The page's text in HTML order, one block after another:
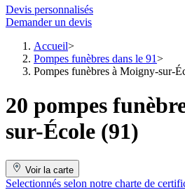
Devis personnalisés
Demander un devis
Accueil
Pompes funèbres dans le 91
Pompes funèbres à Moigny-sur-
20 pompes
sur-École (91)
Voir la carte
Selectionnés selon notre charte de